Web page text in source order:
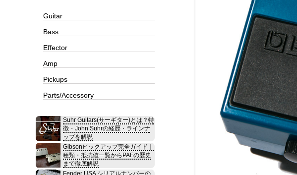
Guitar
Bass
Effector
Amp
Pickups
Parts/Accessory
Suhr Guitars(サーギター)とは？特
徴・John Suhrの経歴・ラインナ
ップを解説
Gibsonピックアップ完全ガイド｜
種類・抵抗値一覧からPAFの歴史
まで徹底解説
Fender USA シリアルナンバーの